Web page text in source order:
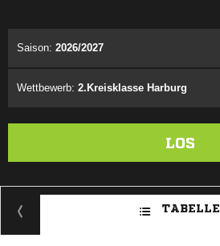
Saison: 2026/2027
Wettbewerb: 2.Kreisklasse Harburg
LOS
TABELLE